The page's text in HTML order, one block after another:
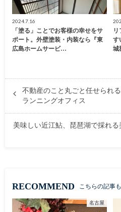
2024.7.16
「塗る」ことでお客様の幸せをサ
ポート。外壁塗装・内装なら『東
広島ホームサービ…
リ
す
城
不動産のこと丸ごと任せられ
ランニングオフィス
美味しい近江鮎、琵琶湖で採れ
RECOMMEND こちらの記事
名古屋